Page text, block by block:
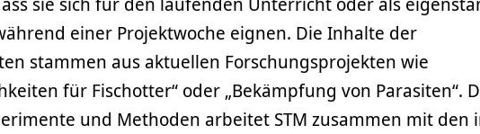
einer Projektwoche eignen. Die Inhalte der
stammen aus aktuellen Forschungsprojekten wie
für Fischotter“ oder „Bekämpfung von Parasiten“.
und Methoden arbeitet STM zusammen mit den